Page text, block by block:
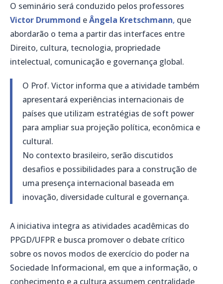
O seminário será conduzido pelos professores
Victor Drummond eÂngela Kretschmann, que
abordarão o tema a partir das interfaces entre
Direito, cultura, tecnologia, propriedade
intelectual, comunicação e governança global.
O Prof. Victor informa que a atividade também
apresentará experiências internacionais de
países que utilizam estratégias de soft power
para ampliar sua projeção política, econômica e
cultural.
No contexto brasileiro, serão discutidos
desafios e possibilidades para a construção de
uma presença internacional baseada em
inovação, diversidade cultural e governança.
A iniciativa integra as atividades acadêmicas do
PPGD/UFPR e busca promover o debate crítico
sobre os novos modos de exercício do poder na
Sociedade Informacional, em que a informação, o
conhecimento e a cultura assumem centralidade